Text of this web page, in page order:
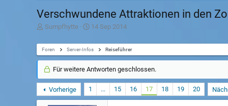
Verschwundene Attraktionen in den
T
e
m
e
n
s
t
a
r
Sumpfhytte
D
t
u
m
S
a
r
t
14 Sep 2014
Foren Server-Infos Reiseführer
Für weitere Antworten geschlossen.
Vorherige 1 ... 15 16 17 18 19 20